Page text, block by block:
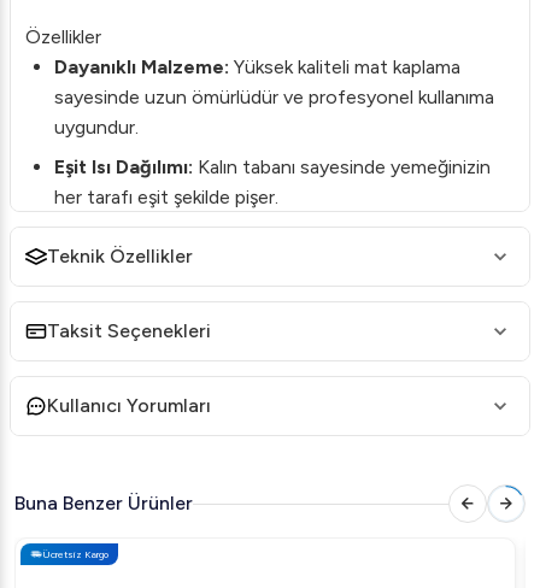
Özellikler
Dayanıklı Malzeme: Yüksek kaliteli mat kaplama
sayesinde uzun ömürlüdür ve profesyonel kullanıma
uygundur.
Eşit Isı Dağılımı: Kalın tabanı sayesinde yemeğinizin
her tarafı eşit şekilde pişer.
kulplar ile güvenli kullanım sunar.
Kolay Temizlik:Yapışmaz yüzeyi ve sade tasarımı ile
bulaşık derdine son.
Öztiryakiler Paella Tava, restoranlar, otel mutfakları ve
Bu tava ile sadece paella değil, diğer tava yemeklerini
daha lezzetli ve keyifli hale getirebilirsiniz. Mutfak
Teknik Özellikler
Taksit Seçenekleri
Kullanıcı Yorumları
Buna Benzer Ürünler
Ücretsiz Kargo